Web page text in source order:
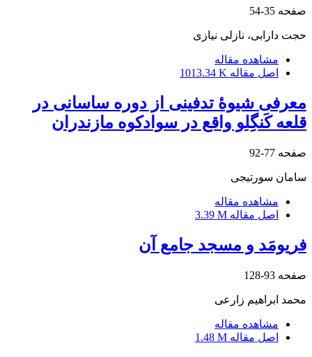
صفحه 35-54
حجت دارابی، نازلی نیازی
مشاهده مقاله
اصل مقاله 1013.34 K
معرفی شیوۀ تدفینی از دوره ساسانی در
قلعه کَنگِلو واقع در سوادکوه مازندران
صفحه 77-92
سامان سورتیجی
مشاهده مقاله
اصل مقاله 3.39 M
فریومَد و مسجد جامع آن
صفحه 93-128
محمد ابراهیم زارعی
مشاهده مقاله
اصل مقاله 1.48 M